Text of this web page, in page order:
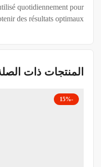
quotidiennement pour
des résultats optimaux.
المنتجات ذات
-15%